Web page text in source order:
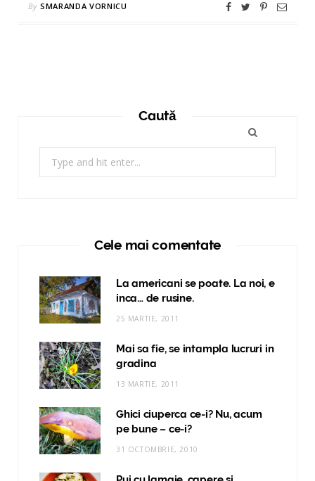
By SMARANDA VORNICU
Caută
for:
Cele mai comentate
La americani se poate. La noi, e
inca… de rusine.
25 MARTIE, 2011
Mai sa fie, se intampla lucruri in
gradina
13 MARTIE, 2011
Ghici ciuperca ce-i? Nu, acum
pe bune – ce-i?
31 OCTOMBRIE, 2010